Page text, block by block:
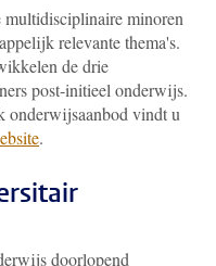
minoren
relevante thema's.
de drie
post-initieel onderwijs.
onderwijsaanbod vindt u
.
doorlopend